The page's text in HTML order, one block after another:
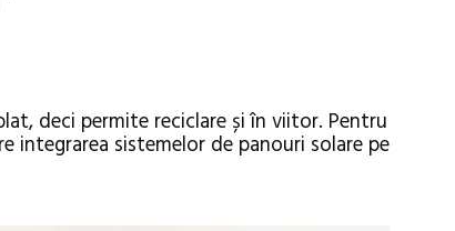
deci permite reciclare și în viitor. Pentru
integrarea sistemelor de panouri solare pe